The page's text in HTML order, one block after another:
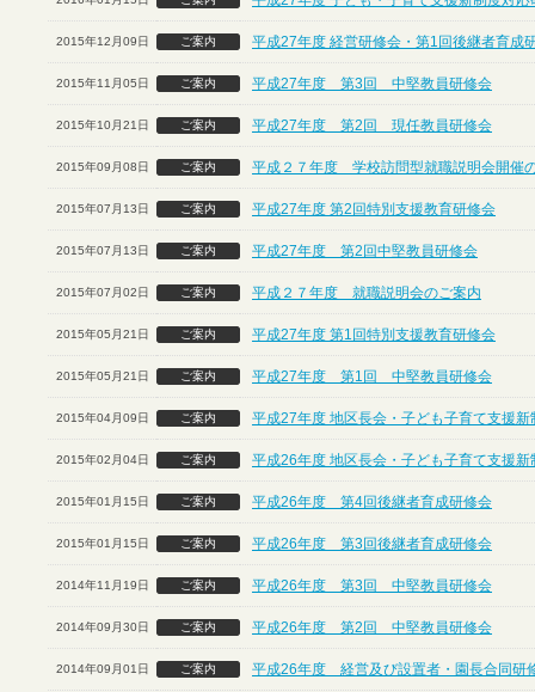
2015年12月09日 ご案内 平成27年度 経営研修会・第1回後継者育成
2015年11月05日 ご案内 平成27年度 第3回 中堅教員研修会
2015年10月21日 ご案内 平成27年度 第2回 現任教員研修会
2015年09月08日 ご案内 平成２７年度 学校訪問型就職説明会開催
2015年07月13日 ご案内 平成27年度 第2回特別支援教育研修会
2015年07月13日 ご案内 平成27年度 第2回中堅教員研修会
2015年07月02日 ご案内 平成２７年度 就職説明会のご案内
2015年05月21日 ご案内 平成27年度 第1回特別支援教育研修会
2015年05月21日 ご案内 平成27年度 第1回 中堅教員研修会
2015年04月09日 ご案内 平成27年度 地区長会・子ども子育て支援
2015年02月04日 ご案内 平成26年度 地区長会・子ども子育て支援
2015年01月15日 ご案内 平成26年度 第4回後継者育成研修会
2015年01月15日 ご案内 平成26年度 第3回後継者育成研修会
2014年11月19日 ご案内 平成26年度 第3回 中堅教員研修会
2014年09月30日 ご案内 平成26年度 第2回 中堅教員研修会
2014年09月01日 ご案内 平成26年度 経営及び設置者・園長合同研